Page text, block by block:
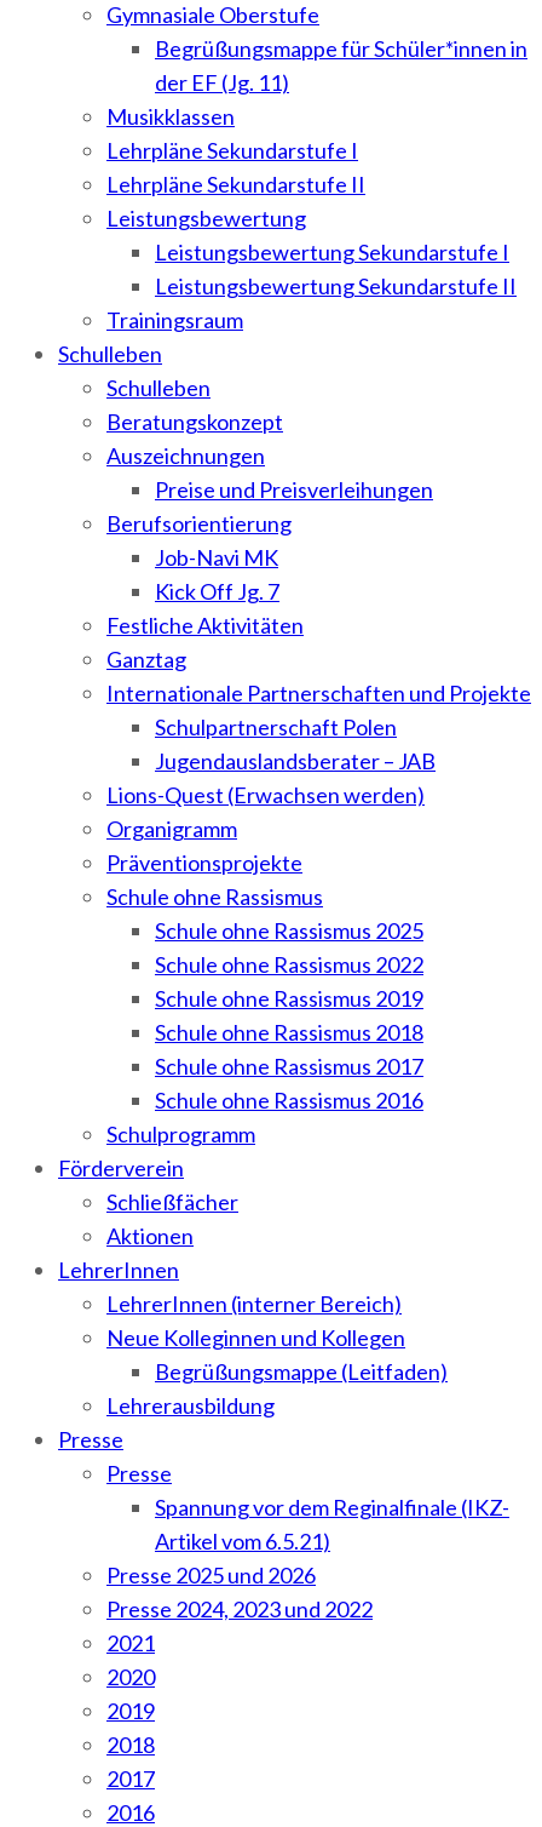
Gymnasiale Oberstufe
Begrüßungsmappe für Schüler*innen in
der EF (Jg. 11)
Musikklassen
Lehrpläne Sekundarstufe I
Lehrpläne Sekundarstufe II
Leistungsbewertung
Leistungsbewertung Sekundarstufe I
Leistungsbewertung Sekundarstufe II
Trainingsraum
Schulleben
Schulleben
Beratungskonzept
Auszeichnungen
Preise und Preisverleihungen
Berufsorientierung
Job-Navi MK
Kick Off Jg. 7
Festliche Aktivitäten
Ganztag
Internationale Partnerschaften und Projekte
Schulpartnerschaft Polen
Jugendauslandsberater – JAB
Lions-Quest (Erwachsen werden)
Organigramm
Präventionsprojekte
Schule ohne Rassismus
Schule ohne Rassismus 2025
Schule ohne Rassismus 2022
Schule ohne Rassismus 2019
Schule ohne Rassismus 2018
Schule ohne Rassismus 2017
Schule ohne Rassismus 2016
Schulprogramm
Förderverein
Schließfächer
Aktionen
LehrerInnen
LehrerInnen (interner Bereich)
Neue Kolleginnen und Kollegen
Begrüßungsmappe (Leitfaden)
Lehrerausbildung
Presse
Presse
Spannung vor dem Reginalfinale (IKZ-
Artikel vom 6.5.21)
Presse 2025 und 2026
Presse 2024, 2023 und 2022
2021
2020
2019
2018
2017
2016